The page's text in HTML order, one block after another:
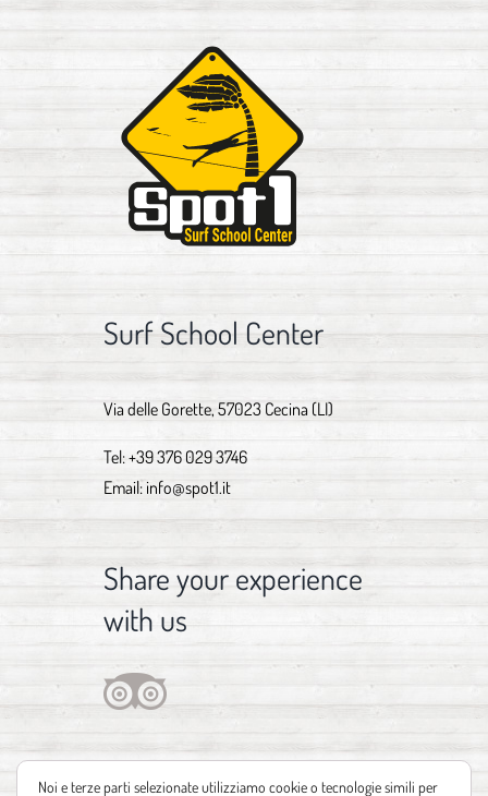
Surf School Center
Via delle Gorette, 57023 Cecina (LI)
Tel:+39 376 029 3746
Email: info@spot1.it
Share your experience
with us
Noi e terze parti selezionate utilizziamo cookie o tecnologie simili per